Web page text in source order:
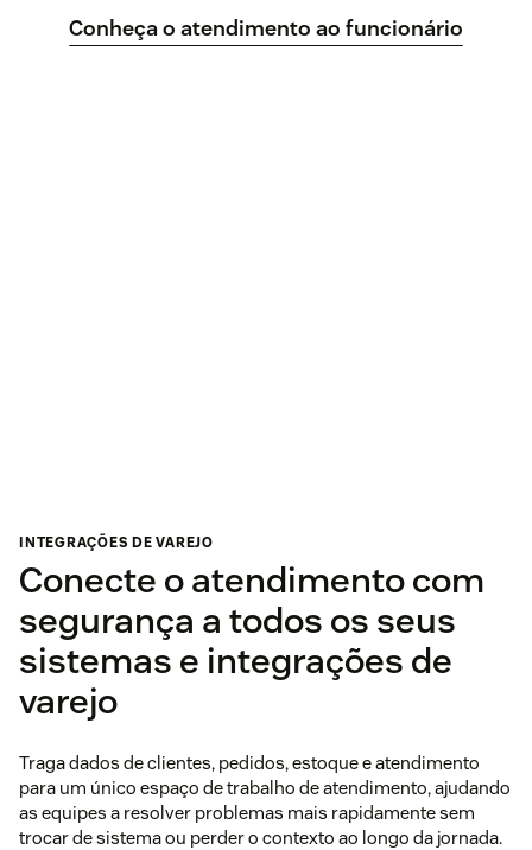
Conheça o atendimento ao funcionário
INTEGRAÇÕES DE VAREJO
Conecte o atendimento com
segurança a todos os seus
sistemas e integrações de
varejo
Traga dados de clientes, pedidos, estoque e atendimento
para um único espaço de trabalho de atendimento, ajudando
as equipes a resolver problemas mais rapidamente sem
trocar de sistema ou perder o contexto ao longo da jornada.